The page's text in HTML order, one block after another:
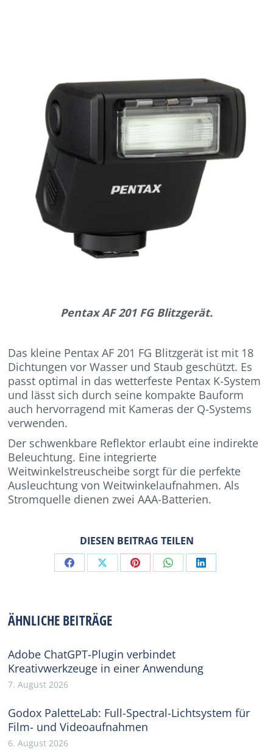
Pentax AF 201 FG Blitzgerät.
Das kleine Pentax AF 201 FG Blitzgerät ist mit 18
Dichtungen vor Wasser und Staub geschützt. Es
passt optimal in das wetterfeste Pentax K-System
und lässt sich durch seine kompakte Bauform
auch hervorragend mit Kameras der Q-Systems
verwenden.
Der schwenkbare Reflektor erlaubt eine indirekte
Beleuchtung. Eine integrierte
Weitwinkelstreuscheibe sorgt für die perfekte
Ausleuchtung von Weitwinkelaufnahmen. Als
Stromquelle dienen zwei AAA-Batterien.
DIESEN BEITRAG TEILEN
Share Share Share Share Share
ÄHNLICHE BEITRÄGE
Adobe ChatGPT-Plugin verbindet
Kreativwerkzeuge in einer Anwendung
7. August 2026
Godox PaletteLab: Full-Spectral-Lichtsystem für
Film- und Videoaufnahmen
6. August 2026